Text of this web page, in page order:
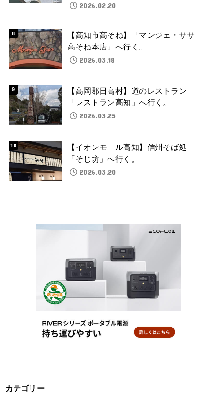
2026.02.20
【高知市高そね】「マンジェ・ササ
高そね本店」へ行く。
2026.03.18
【高岡郡日高村】道のレストラン
「レストラン高知」へ行く。
2026.03.25
【イオンモール高知】信州そば処
「そじ坊」へ行く。
2026.03.20
カテゴリー